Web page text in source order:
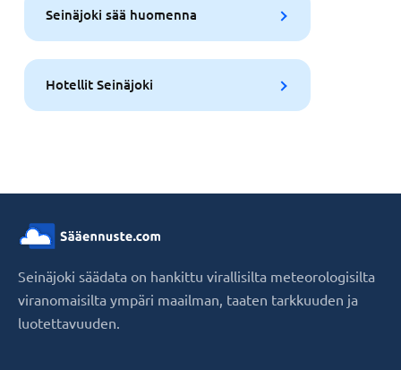
Seinäjoki sää huomenna
Hotellit Seinäjoki
Seinäjoki säädata on hankittu virallisilta meteorologisilta
viranomaisilta ympäri maailman, taaten tarkkuuden ja
luotettavuuden.